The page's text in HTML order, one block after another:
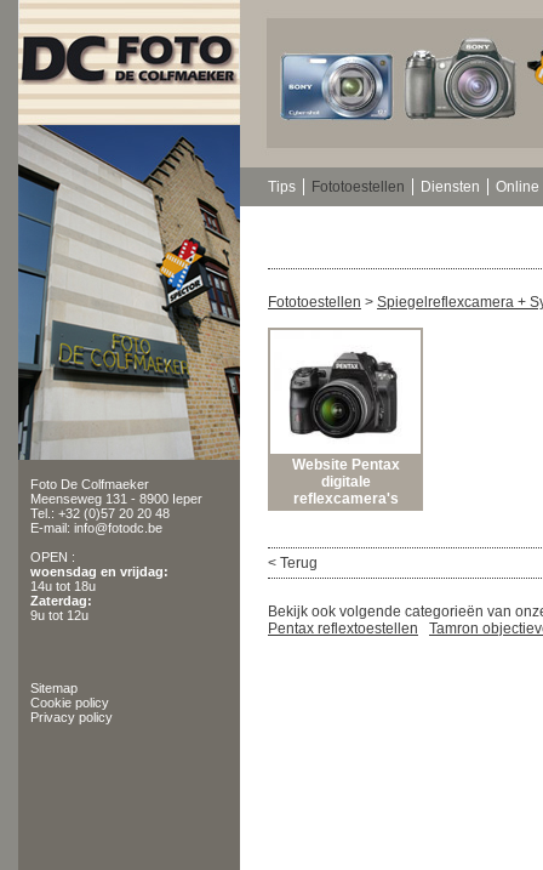
Foto De Colfmaeker
Meenseweg 131 - 8900 Ieper
Tel.: +32 (0)57 20 20 48
E-mail: info@fotodc.be
OPEN :
woensdag en vrijdag:
14u tot 18u
Zaterdag:
9u tot 12u
Sitemap
Cookie policy
Privacy policy
Tips Fototoestellen Diensten Online
Fototoestellen > Spiegelreflexcamera +
Website Pentax
digitale
reflexcamera's
< Terug
Bekijk ook volgende categorieën van
Pentax reflextoestellen
Tamron